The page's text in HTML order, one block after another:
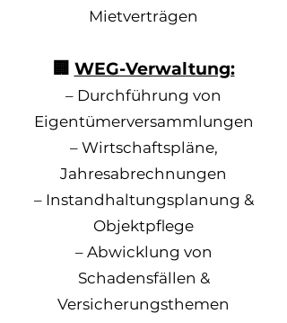
Mietverträgen
🏢 WEG-Verwaltung:
– Durchführung von
Eigentümerversammlungen
– Wirtschaftspläne,
Jahresabrechnungen
– Instandhaltungsplanung &
Objektpflege
– Abwicklung von
Schadensfällen &
Versicherungsthemen